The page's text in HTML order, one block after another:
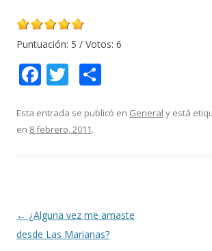
Puntuación: 5 / Votos: 6
F
e
b
k
T
itt
er
m
r
Esta entrada se publicó en General y está
en 8 febrero, 2011.
Navegación
de
← ¿Alguna vez me amaste
desde Las Marianas?